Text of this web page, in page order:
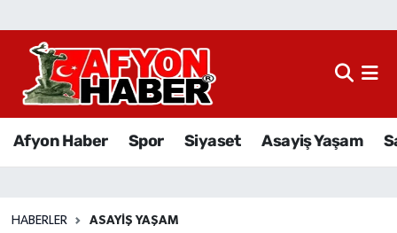
Afyon Haber Spor Siyaset Asayiş Yaşam
HABERLER ASAYIŞ YAŞAM
Afyon Haber